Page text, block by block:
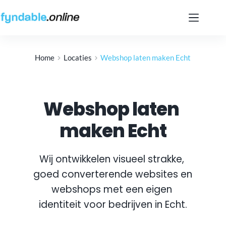
naar
de
Home Locaties Webshop laten maken Echt
Webshop laten
maken Echt
Wij ontwikkelen visueel strakke,
goed converterende websites en
webshops met een eigen
identiteit voor bedrijven in Echt.